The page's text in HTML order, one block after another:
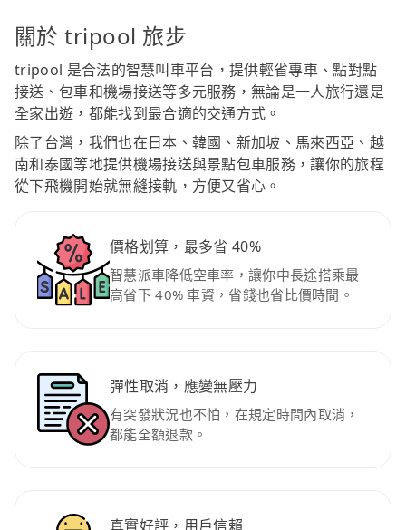
關於 tripool 旅步
tripool 是合法的智慧叫車平台，提供輕省專車、點對點
接送、包車和機場接送等多元服務，無論是一人旅行還是
全家出遊，都能找到最合適的交通方式。
除了台灣，我們也在日本、韓國、新加坡、馬來西亞、越
南和泰國等地提供機場接送與景點包車服務，讓你的旅程
從下飛機開始就無縫接軌，方便又省心。
價格划算，最多省 40%
智慧派車降低空車率，讓你中長途搭乘最
高省下 40% 車資，省錢也省比價時間。
彈性取消，應變無壓力
有突發狀況也不怕，在規定時間內取消，
都能全額退款。
真實好評，用戶信賴